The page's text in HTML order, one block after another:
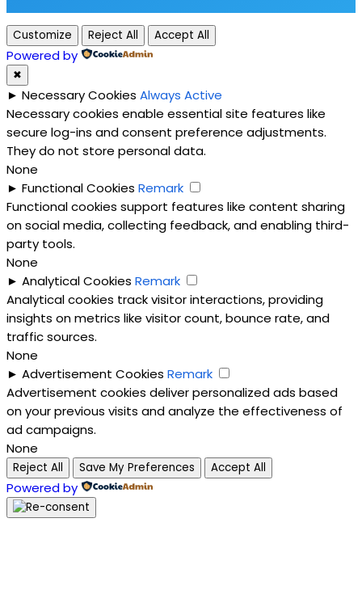
Customize Reject All Accept All
Powered by
✖
► Necessary Cookies Always Active
Necessary cookies enable essential site features like
secure log-ins and consent preference adjustments.
They do not store personal data.
None
► Functional Cookies Remark
Functional cookies support features like content sharing
on social media, collecting feedback, and enabling third-
party tools.
None
► Analytical Cookies Remark
Analytical cookies track visitor interactions, providing
insights on metrics like visitor count, bounce rate, and
traffic sources.
None
► Advertisement Cookies Remark
Advertisement cookies deliver personalized ads based
on your previous visits and analyze the effectiveness of
ad campaigns.
None
Reject All Save My Preferences Accept All
Powered by